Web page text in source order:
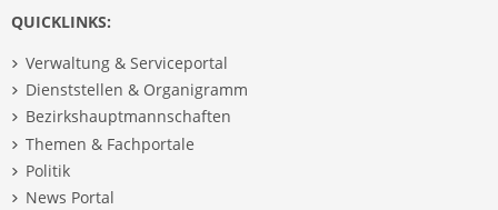
QUICKLINKS:
Verwaltung & Serviceportal
Dienststellen & Organigramm
Bezirkshauptmannschaften
Themen & Fachportale
Politik
News Portal